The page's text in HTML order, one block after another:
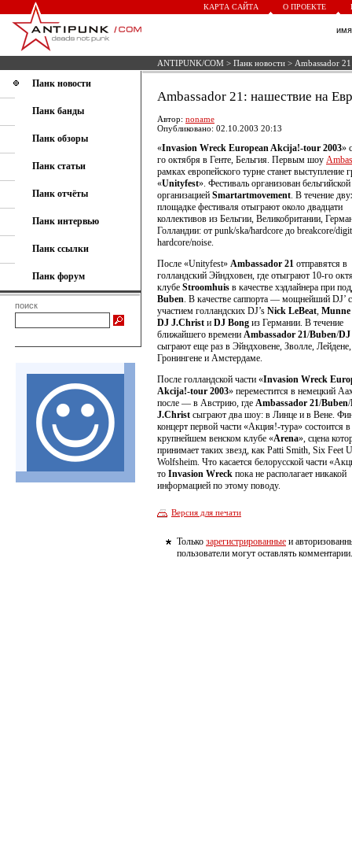
КАРТА САЙТА О ПРОЕКТЕ
ANTIPUNK/COM > Панк новости > Ambassador
Панк новости
Панк банды
Панк обзоры
Панк статьи
Панк отчёты
Панк интервью
Панк ссылки
Панк форум
поиск
Ambassador 21: нашествие на
Автор: noname
Опубликовано: 02.10.2003 20:13
«Invasion Wreck European Akcija!-tour 2003»
го октября в Генте, Бельгия. Первым шоу
рамках европейского турне станет выступление
«Unityfest». Фестиваль организован бельгийской
организацией Smartartmovement. В течение
площадке фестиваля отыграют около двадцати
коллективов из Бельгии, Великобритании,
Голландии: от punk/ska/hardcore до breakcore/
hardcore/noise.
После «Unityfest» Ambassador 21 отправятся в
голландский Эйндховен, где отыграют 10-го
клубе Stroomhuis в качестве хэдлайнера при
Buben. В качестве саппорта — мощнейший DJ’
участием голландских DJ’s Nick LeBeat, Munne
DJ J.Christ и DJ Bong из Германии. В течение
ближайшего времени Ambassador 21/Buben/
сыграют еще раз в Эйндховене, Зволле, Лейдене,
Гронингене и Амстердаме.
После голландской части «Invasion Wreck
Akcija!-tour 2003» переместится в немецкий
после — в Австрию, где Ambassador 21/Buben/
J.Christ сыграют два шоу: в Линце и в Вене.
концерт первой части «Акция!-тура» состоится в
крупнейшем венском клубе «Arena», сцена
принимает таких звезд, как Patti Smith, Six Feet
Wolfsheim. Что касается белорусской части
то Invasion Wreck пока не располагает никакой
информацией по этому поводу.
Версия для печати
Только зарегистрированные и
пользователи могут оставлять комментарии.